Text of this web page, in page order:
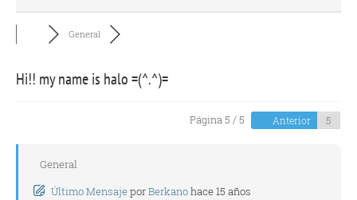
General
Hi!! my name is halo =(^.^)=
Página 5 / 5 Anterior
General
Último MensajeporBerkanohace 15 años